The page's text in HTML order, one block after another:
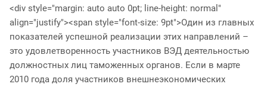
<div style="margin: auto auto 0pt; line-height: normal"
align="justify"><span style="font-size: 9pt">Один из главных
показателей успешной реализации этих направлений –
это удовлетворенность участников ВЭД деятельностью
должностных лиц таможенных органов. Если в марте
2010 года доля участников внешнеэкономических